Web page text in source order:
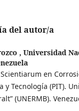
del autor/a
, Universidad
en
y Tecnología (PIT).
(UNERMB).